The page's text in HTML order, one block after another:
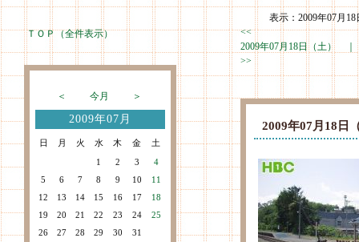
ＴＯＰ（全件表示）
＜ 今月 ＞
2009年07月
日 月 火 水 木 金
土
1
2 3
4
5
6 7 8 9 10
11
12
13 14 15 16 17
18
19
20 21 22 23 24
25
26
27 28 29 30 31
表示：2009年07月18
<<
2009年07月18日（土）
>>
2009年07月18